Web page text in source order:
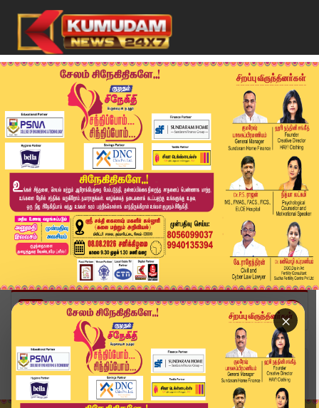
×
Home
அரசியல்
கடலூர் அருகே இளம்பெண் கொலை: Deep sleep Mode-ல் ...